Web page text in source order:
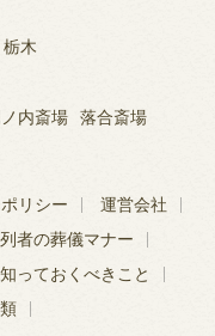
栃木
内斎場
落合斎場
リシー 運営会社
者の葬儀マナー
っておくべきこと